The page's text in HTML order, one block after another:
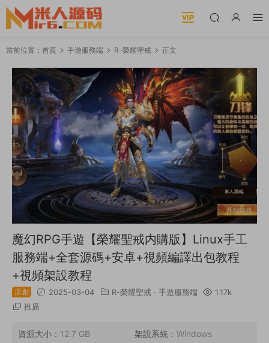
當前位置： 首頁 手遊服務端 R-榮耀聖戒 正文
魔幻RPG手遊【榮耀聖戒内購版】Linux手工
服務端+全套源碼+安卓+視頻編譯出包教程
+視頻架設教程
原創 2025-03-04 R-榮耀聖戒 · 手遊服務端
1.17k
推廣
資源大小： 12.7 GB 架設系統： Windows